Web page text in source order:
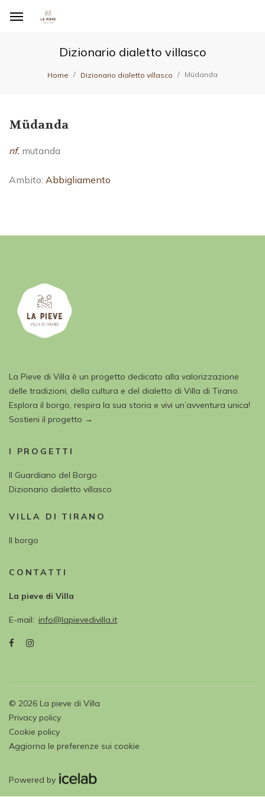
Dizionario dialetto villasco
Home Dizionario dialetto villasco Müdanda
Müdanda
nf. mutanda
Ambito: Abbigliamento
La Pieve di Villa è un progetto dedicato alla valorizzazione
delle tradizioni, della cultura e del dialetto di Villa di Tirano.
Esplora il borgo, respira la sua storia e vivi un’avventura unica!
Sostieni il progetto →
I PROGETTI
Il Guardiano del Borgo
Dizionario dialetto villasco
VILLA DI TIRANO
Il borgo
CONTATTI
La pieve di Villa
E-mail info@lapievedivilla.it
© 2026 La pieve di Villa
Privacy policy
Cookie policy
Aggiorna le preferenze sui cookie
Powered by